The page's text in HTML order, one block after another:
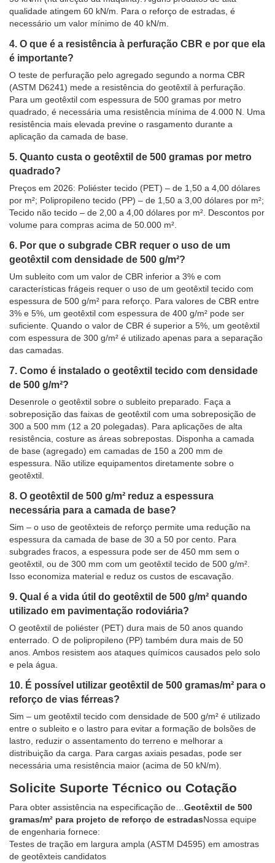
qualidade atingem 60 kN/m. Para o reforço de estradas, é
necessário um valor mínimo de 40 kN/m.
4. O que é a resistência à perfuração CBR e por que ela
é importante?
O teste de perfuração pelo agregado segundo a norma CBR
(ASTM D6241) mede a resistência do geotêxtil à perfuração.
Para um geotêxtil com espessura de 500 gramas por metro
quadrado, é necessária uma resistência mínima de 4.000 N. Uma
resistência mais elevada previne o rasgamento durante a
aplicação da camada de base.
5. Quanto custa o geotêxtil de 500 gramas por metro
quadrado?
Preços em 2026: Poliéster tecido (PET) – de 1,50 a 4,00 dólares
por m²; Polipropileno tecido (PP) – de 1,50 a 3,00 dólares por m²;
Tecido não tecido – de 2,00 a 4,00 dólares por m². Descontos por
volume para compras acima de 50.000 m².
6. Por que o subgrade CBR requer o uso de um
geotêxtil com densidade de 500 g/m²?
Um subleito com um valor de CBR inferior a 3% e com
características frágeis requer o uso de um geotêxtil tecido com
espessura de 500 g/m² para reforço. Para valores de CBR entre
3% e 5%, um geotêxtil com espessura de 400 g/m² pode ser
suficiente. Quando o valor de CBR é superior a 5%, um geotêxtil
com espessura de 300 g/m² é utilizado apenas para a separação
das camadas.
7. Como é instalado o geotêxtil tecido com densidade
de 500 g/m²?
Desenrole o geotêxtil sobre o subleito preparado. Faça a
sobreposição das faixas de geotêxtil com uma sobreposição de
300 a 500 mm (12 a 20 polegadas). Para aplicações de alta
resistência, costure as áreas sobrepostas. Disponha a camada
de base (agregado) em camadas de 150 a 200 mm de
espessura. Não utilize equipamentos diretamente sobre o
geotêxtil.
8. O geotêxtil de 500 g/m² reduz a espessura
necessária para a camada de base?
Sim – o uso de geotêxteis de reforço permite uma redução na
espessura da camada de base de 30 a 50 por cento. Para
subgrades fracos, a espessura pode ser de 450 mm sem o
geotêxtil, ou de 300 mm com um geotêxtil tecido de 500 g/m².
Isso economiza material e reduz os custos de escavação.
9. Qual é a vida útil do geotêxtil de 500 g/m² quando
utilizado em pavimentação rodoviária?
O geotêxtil de poliéster (PET) dura mais de 50 anos quando
enterrado. O de polipropileno (PP) também dura mais de 50
anos. Ambos resistem aos ataques químicos causados pelo solo
e pela água.
10. É possível utilizar geotêxtil de 500 gramas/m² para o
reforço de vias férreas?
Sim – um geotêxtil tecido com densidade de 500 g/m² é utilizado
entre o subleito e o lastro para evitar a formação de bolsões de
lastro, reduzir o assentamento do terreno e melhorar a
distribuição da carga. Para cargas axiais pesadas, pode ser
necessária uma resistência maior (acima de 50 kN/m).
Solicite Suporte Técnico ou Cotação
Para obter assistência na especificação de… Geotêxtil de 500
gramas/m² para projeto de reforço de estradasNossa equipe
de engenharia fornece:
Testes de tração em largura ampla (ASTM D4595) em amostras
de geotêxteis candidatos